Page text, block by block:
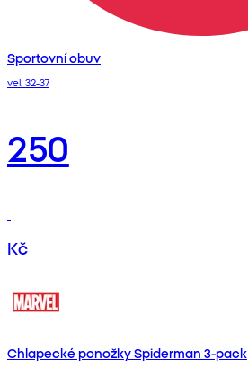
Sportovní obuv
vel. 32-37
250
Kč
Chlapecké ponožky Spiderman 3-pack